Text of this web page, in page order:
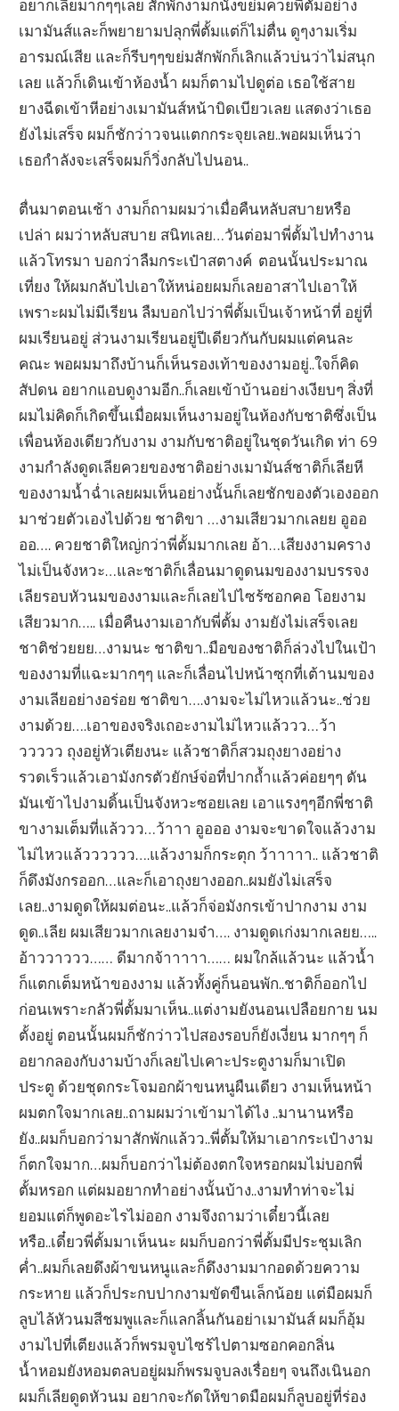
อยากเลียมากๆๆเลย สักพักงามก็นั่งขย่มควยพี่ตั้มอย่าง
เมามันส์และก็พยายามปลุกพี่ตั้มแต่ก็ไม่ตื่น ดูๆงามเริ่ม
อารมณ์เสีย และก็รีบๆๆขย่มสักพักก็เลิกแล้วบ่นว่าไม่สนุก
เลย แล้วก็เดินเข้าห้องน้ำ ผมก็ตามไปดูต่อ เธอใช้สาย
ยางฉีดเข้าหีอย่างเมามันส์หน้าบิดเบียวเลย แสดงว่าเธอ
ยังไม่เสร็จ ผมก็ชักว่าวจนแตกกระจุยเลย..พอผมเห็นว่า
เธอกำลังจะเสร็จผมก็วิ่งกลับไปนอน..
ตื่นมาตอนเช้า งามก็ถามผมว่าเมื่อคืนหลับสบายหรือ
เปล่า ผมว่าหลับสบาย สนิทเลย…วันต่อมาพี่ตั้มไปทำงาน
แล้วโทรมา บอกว่าลืมกระเป๋าสตางค์ ตอนนั้นประมาณ
เที่ยง ให้ผมกลับไปเอาให้หน่อยผมก็เลยอาสาไปเอาให้
เพราะผมไม่มีเรียน ลืมบอกไปว่าพี่ตั้มเป็นเจ้าหน้าที่ อยู่ที่
ผมเรียนอยู่ ส่วนงามเรียนอยู่ปีเดียวกันกับผมแต่คนละ
คณะ พอผมมาถึงบ้านก็เห็นรองเท้าของงามอยู่..ใจก็คิด
สัปดน อยากแอบดูงามอีก..ก็เลยเข้าบ้านอย่างเงียบๆ สิ่งที่
ผมไม่คิดก็เกิดขึ้นเมื่อผมเห็นงามอยู่ในห้องกับชาติซึ่งเป็น
เพื่อนห้องเดียวกับงาม งามกับชาติอยู่ในชุดวันเกิด ท่า 69
งามกำลังดูดเลียควยของชาติอย่างเมามันส์ชาติก็เลียหี
ของงามน้ำฉ่ำเลยผมเห็นอย่างนั้นก็เลยชักของตัวเองออก
มาช่วยตัวเองไปด้วย ชาติขา …งามเสียวมากเลยย อูออ
ออ…. ควยชาติใหญ่กว่าพี่ตั้มมากเลย อ้า…เสียงงามคราง
ไม่เป็นจังหวะ…และชาติก็เลื่อนมาดูดนมของงามบรรจง
เลียรอบหัวนมของงามและก็เลยไปไซร้ซอกคอ โอยงาม
เสียวมาก….. เมื่อคืนงามเอากับพี่ตั้ม งามยังไม่เสร็จเลย
ชาติช่วยยย…งามนะ ชาติขา..มือของชาติก็ล่วงไปในเป้า
ของงามที่แฉะมากๆๆ และก็เลื่อนไปหน้าซุกที่เต้านมของ
งามเลียอย่างอร่อย ชาติขา….งามจะไม่ไหวแล้วนะ..ช่วย
งามด้วย….เอาของจริงเถอะงามไม่ไหวแล้ววว…ว้า
ววววว ถุงอยู่หัวเตียงนะ แล้วชาติก็สวมถุงยางอย่าง
รวดเร็วแล้วเอามังกรตัวยักษ์จ่อที่ปากถ้ำแล้วค่อยๆๆ ดัน
มันเข้าไปงามดิ้นเป็นจังหวะซอยเลย เอาแรงๆๆอีกพี่ชาติ
ขางามเต็มที่แล้ววว…ว้าาา อูอออ งามจะขาดใจแล้วงาม
ไม่ไหวแล้วววววว….แล้วงามก็กระตุก ว้าาาาา.. แล้วชาติ
ก็ดึงมังกรออก…และก็เอาถุงยางออก..ผมยังไม่เสร็จ
เลย..งามดูดให้ผมต่อนะ..แล้วก็จ่อมังกรเข้าปากงาม งาม
ดูด..เลีย ผมเสียวมากเลยงามจ๋า…. งามดูดเก่งมากเลยย…..
อ้าววาววว…… ดีมากจ้าาาาา…… ผมใกล้แล้วนะ แล้วน้ำ
ก็แตกเต็มหน้าของงาม แล้วทั้งคู่ก็นอนพัก..ชาติก็ออกไป
ก่อนเพราะกลัวพี่ตั้มมาเห็น..แต่งามยังนอนเปลือยกาย นม
ตั้งอยู่ ตอนนั้นผมก็ชักว่าวไปสองรอบก็ยังเงี่ยน มากๆๆ ก็
อยากลองกับงามบ้างก็เลยไปเคาะประตูงามก็มาเปิด
ประตู ด้วยชุดกระโจมอกผ้าขนหนูผืนเดียว งามเห็นหน้า
ผมตกใจมากเลย..ถามผมว่าเข้ามาได้ไง ..มานานหรือ
ยัง..ผมก็บอกว่ามาสักพักแล้วว..พี่ตั้มให้มาเอากระเป๋างาม
ก็ตกใจมาก…ผมก็บอกว่าไม่ต้องตกใจหรอกผมไม่บอกพี่
ตั้มหรอก แต่ผมอยากทำอย่างนั้นบ้าง..งามทำท่าจะไม่
ยอมแต่ก็พูดอะไรไม่ออก งามจึงถามว่าเดี๋ยวนี้เลย
หรือ..เดี๋ยวพี่ตั้มมาเห็นนะ ผมก็บอกว่าพี่ตั้มมีประชุมเลิก
ค่ำ..ผมก็เลยดึงผ้าขนหนูและก็ดึงงามมากอดด้วยความ
กระหาย แล้วก็ประกบปากงามขัดขืนเล็กน้อย แต่มือผมก็
ลูบไล้หัวนมสีชมพูและก็แลกลิ้นกันอย่าเมามันส์ ผมก็อุ้ม
งามไปที่เตียงแล้วก็พรมจูบไซร้ไปตามซอกคอกลิ่น
น้ำหอมยังหอมตลบอยู่ผมก็พรมจูบลงเรื่อยๆ จนถึงเนินอก
ผมก็เลียดูดหัวนม อยากจะกัดให้ขาดมือผมก็ลูบอยู่ที่ร่อง